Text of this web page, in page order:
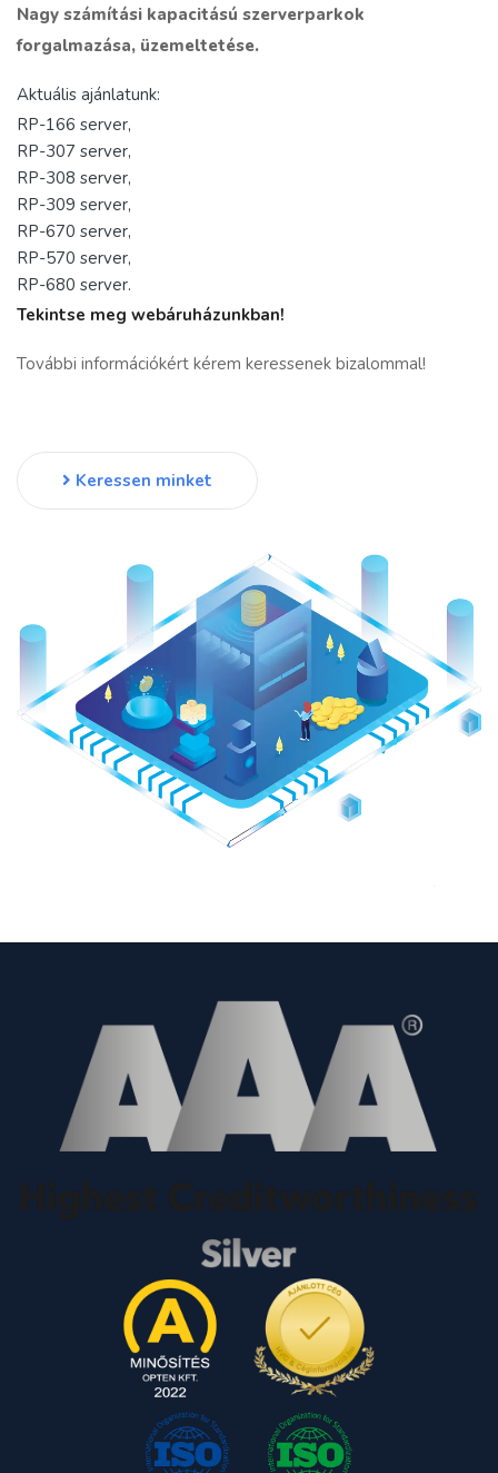
Nagy számítási kapacitású szerverparkok
forgalmazása, üzemeltetése.
Aktuális ajánlatunk:
RP-166 server,
RP-307 server,
RP-308 server,
RP-309 server,
RP-670 server,
RP-570 server,
RP-680 server.
Tekintse meg webáruházunkban!
További információkért kérem keressenek bizalommal!
Keressen minket